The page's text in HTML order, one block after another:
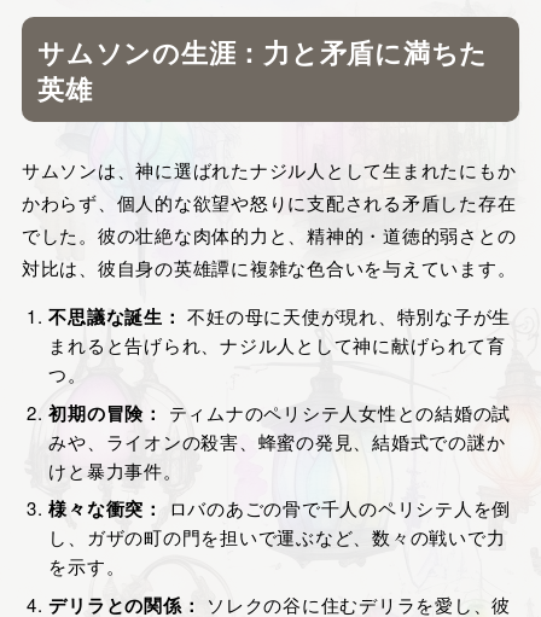
サムソンの生涯：力と矛盾に満ちた
英雄
サムソンは、神に選ばれたナジル人として生まれたにもか
かわらず、個人的な欲望や怒りに支配される矛盾した存在
でした。彼の壮絶な肉体的力と、精神的・道徳的弱さとの
対比は、彼自身の英雄譚に複雑な色合いを与えています。
不思議な誕生： 不妊の母に天使が現れ、特別な子が生
まれると告げられ、ナジル人として神に献げられて育
つ。
初期の冒険：
ティムナのペリシテ人女性との結婚の試
みや、ライオンの殺害、蜂蜜の発見、結婚式での謎か
けと暴力事件。
様々な衝突：
ロバのあごの骨で千人のペリシテ人を倒
し、ガザの町の門を担いで運ぶなど、数々の戦いで力
を示す。
デリラとの関係： ソレクの谷に住むデリラを愛し、彼